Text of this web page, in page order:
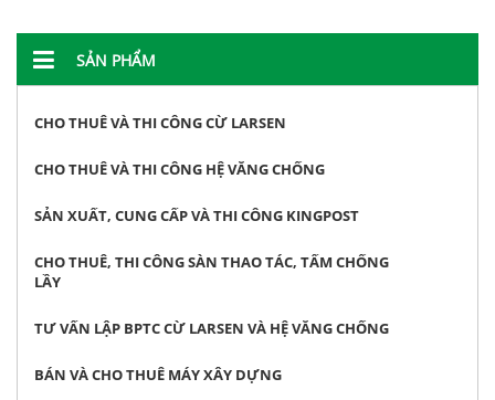
SẢN PHẨM
CHO THUÊ VÀ THI CÔNG CỪ LARSEN
CHO THUÊ VÀ THI CÔNG HỆ VĂNG CHỐNG
SẢN XUẤT, CUNG CẤP VÀ THI CÔNG KINGPOST
CHO THUÊ, THI CÔNG SÀN THAO TÁC, TẤM CHỐNG
LẦY
TƯ VẤN LẬP BPTC CỪ LARSEN VÀ HỆ VĂNG CHỐNG
BÁN VÀ CHO THUÊ MÁY XÂY DỰNG